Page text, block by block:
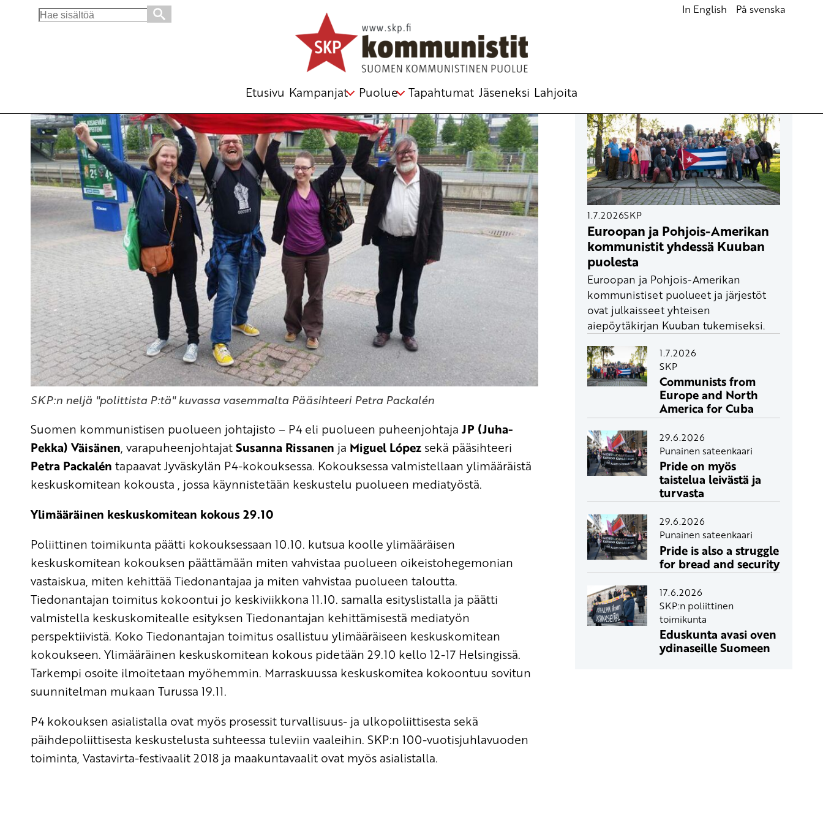
Search
In English På svenska
Etusivu Kampanjat Puolue Tapahtumat Jäseneksi Lahjoita
SKP:n puheenjohtajisto – P4 koolla Jyväskylässä 14.10.
p4,Tiedonantaja
SKP:n neljä "polittista P:tä" kuvassa vasemmalta Pääsihteeri Petra Packalén
Suomen kommunistisen puolueen johtajisto – P4 eli puolueen puheenjohtaja JP (Juha-
Pekka) Väisänen, varapuheenjohtajatSusanna Rissanen ja Miguel López sekä pääsihteeri
Petra Packalén tapaavat Jyväskylän P4-kokouksessa. Kokouksessa valmistellaan ylimääräistä
keskuskomitean kokousta , jossa käynnistetään keskustelu puolueen mediatyöstä.
Ylimääräinen keskuskomitean kokous 29.10
Poliittinen toimikunta päätti kokouksessaan 10.10. kutsua koolle ylimääräisen
keskuskomitean kokouksen päättämään miten vahvistaa puolueen oikeistohegemonian
vastaiskua, miten kehittää Tiedonantajaa ja miten vahvistaa puolueen taloutta.
Tiedonantajan toimitus kokoontui jo keskiviikkona 11.10. samalla esityslistalla ja päätti
valmistella keskuskomitealle esityksen Tiedonantajan kehittämisestä mediatyön
perspektiivistä. Koko Tiedonantajan toimitus osallistuu ylimääräiseen keskuskomitean
kokoukseen. Ylimääräinen keskuskomitean kokous pidetään 29.10 kello 12-17 Helsingissä.
Tarkempi osoite ilmoitetaan myöhemmin. Marraskuussa keskuskomitea kokoontuu sovitun
suunnitelman mukaan Turussa 19.11.
P4 kokouksen asialistalla ovat myös prosessit turvallisuus- ja ulkopoliittisesta sekä
päihdepoliittisesta keskustelusta suhteessa tuleviin vaaleihin. SKP:n 100-vuotisjuhlavuoden
toiminta, Vastavirta-festivaalit 2018 ja maakuntavaalit ovat myös asialistalla.
1.7.2026SKP
Euroopan ja Pohjois-Amerikan
kommunistit yhdessä Kuuban
puolesta
Euroopan ja Pohjois-Amerikan
kommunistiset puolueet ja järjestöt
ovat julkaisseet yhteisen
aiepöytäkirjan Kuuban tukemiseksi.
1.7.2026
SKP
Communists from
Europe and North
America for Cuba
29.6.2026
Punainen sateenkaari
Pride on myös
taistelua leivästä ja
turvasta
29.6.2026
Punainen sateenkaari
Pride is also a struggle
for bread and security
17.6.2026
SKP:n poliittinen
toimikunta
Eduskunta avasi oven
ydinaseille Suomeen